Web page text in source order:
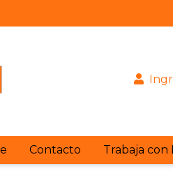
Contacto Trabaja con